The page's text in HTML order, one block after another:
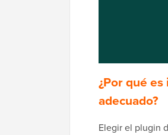
¿Por qué
adecuado?
Elegir el plugin